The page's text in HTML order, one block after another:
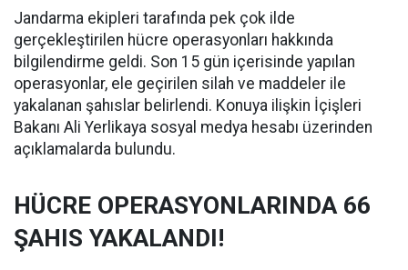
Jandarma ekipleri tarafında pek çok ilde
gerçekleştirilen hücre operasyonları hakkında
bilgilendirme geldi. Son 15 gün içerisinde yapılan
operasyonlar, ele geçirilen silah ve maddeler ile
yakalanan şahıslar belirlendi. Konuya ilişkin İçişleri
Bakanı Ali Yerlikaya sosyal medya hesabı üzerinden
açıklamalarda bulundu.
HÜCRE OPERASYONLARINDA 66
ŞAHIS YAKALANDI!